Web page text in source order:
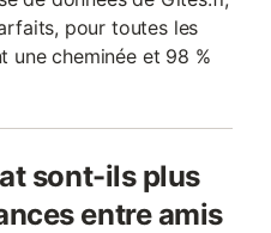
pour toutes les
une cheminée et 98 %
sont-ils plus
entre amis